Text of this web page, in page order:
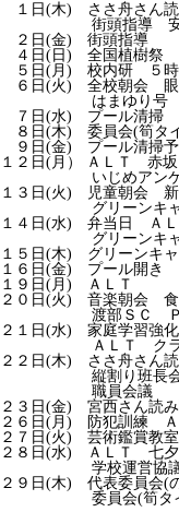
１日(木) ささ舟さん
街頭指導 安全
２日(金) 街頭指導
４日(日) 全国植樹祭
５日(月) 校内研 ５時
６日(火) 全校朝会 眼
はまゆり号
７日(水) プール清掃
８日(木) 委員会(筍タ
９日(金) プール清掃予
１２日(月） ＡＬＴ 赤坂
いじめアンケー
１３日(火) 児童朝会 新
グリーンキャン
１４日(水) 弁当日 ＡＬ
グリーンキャン
１５日(木) グリーン
１６日(金) プール開き
１９日(月) ＡＬＴ
２０日(火) 音楽朝会 食
渡部ＳＣ ＰＴＡ
２１日(水) 家庭学習強
ＡＬＴ クラ
２２日(木) ささ舟さん
縦割り班長会議（
職員会議
２３日(金) 宮西さん読
２６日(月) 防犯訓練
２７日(火) 芸術鑑賞教
２８日(水) ＡＬＴ 七
学校運営協議
２９日(木) 代表委員会(
委員会(筍タイ